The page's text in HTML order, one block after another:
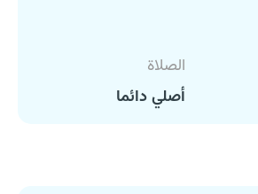
الصلاة
أصلي دائما